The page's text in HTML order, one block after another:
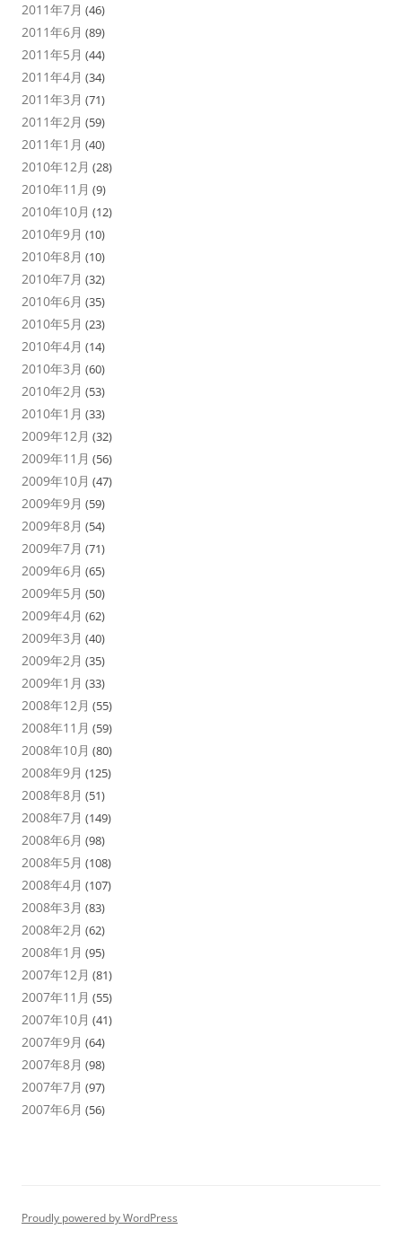
2011年7月 (46)
2011年6月 (89)
2011年5月 (44)
2011年4月 (34)
2011年3月 (71)
2011年2月 (59)
2011年1月 (40)
2010年12月 (28)
2010年11月 (9)
2010年10月 (12)
2010年9月 (10)
2010年8月 (10)
2010年7月 (32)
2010年6月 (35)
2010年5月 (23)
2010年4月 (14)
2010年3月 (60)
2010年2月 (53)
2010年1月 (33)
2009年12月 (32)
2009年11月 (56)
2009年10月 (47)
2009年9月 (59)
2009年8月 (54)
2009年7月 (71)
2009年6月 (65)
2009年5月 (50)
2009年4月 (62)
2009年3月 (40)
2009年2月 (35)
2009年1月 (33)
2008年12月 (55)
2008年11月 (59)
2008年10月 (80)
2008年9月 (125)
2008年8月 (51)
2008年7月 (149)
2008年6月 (98)
2008年5月 (108)
2008年4月 (107)
2008年3月 (83)
2008年2月 (62)
2008年1月 (95)
2007年12月 (81)
2007年11月 (55)
2007年10月 (41)
2007年9月 (64)
2007年8月 (98)
2007年7月 (97)
2007年6月 (56)
Proudly powered by WordPress